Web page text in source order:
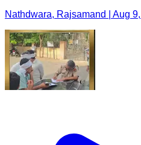
Nathdwara, Rajsamand | Aug